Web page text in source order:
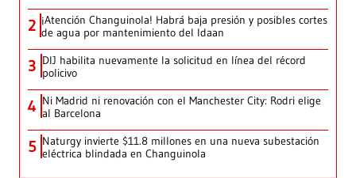
2 ¡Atención Changuinola! Habrá baja presión y posibles cortes
de agua por mantenimiento del Idaan
3 DIJ habilita nuevamente la solicitud en línea del récord
policivo
4 Ni Madrid ni renovación con el Manchester City: Rodri elige
al Barcelona
5 Naturgy invierte $11.8 millones en una nueva subestación
eléctrica blindada en Changuinola